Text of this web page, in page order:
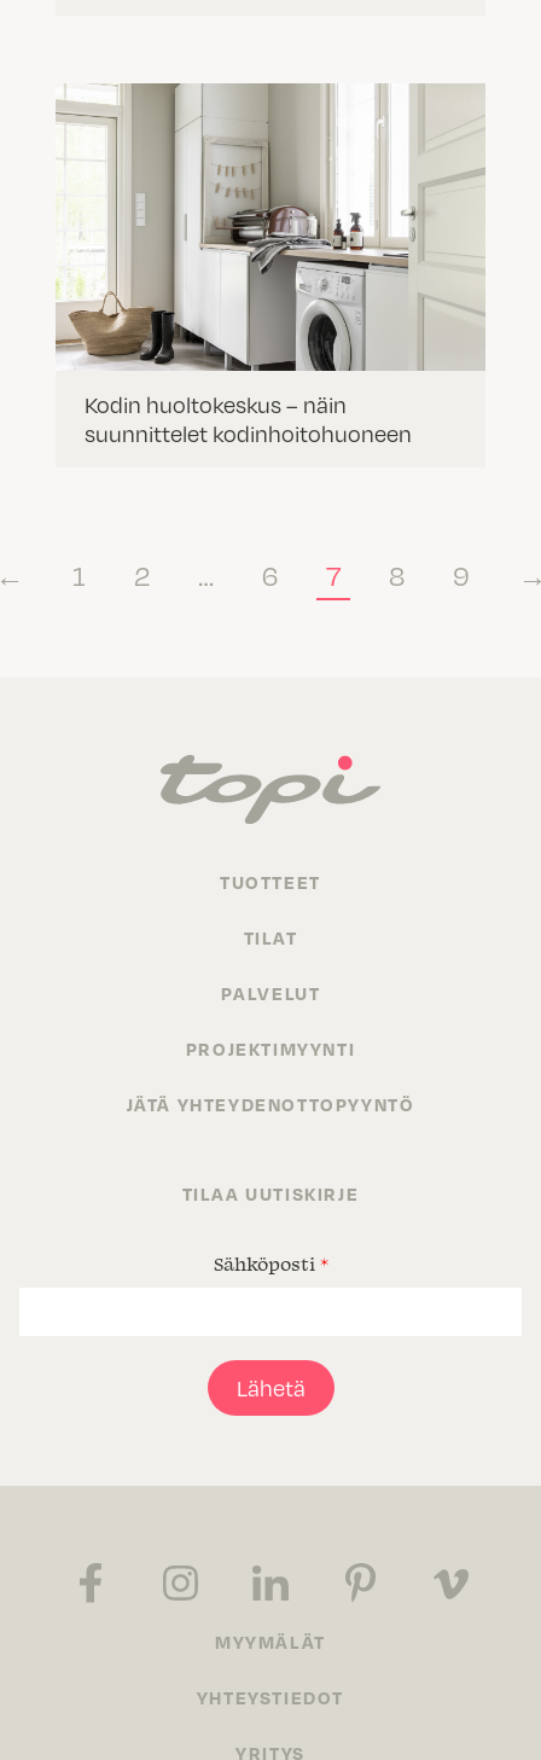
Kodin huoltokeskus – näin
suunnittelet kodinhoitohuoneen
1 2 … 6 7 8 9
TUOTTEET
TILAT
PALVELUT
PROJEKTIMYYNTI
JÄTÄ YHTEYDENOTTOPYYNTÖ
TILAA UUTISKIRJE
Sähköposti *
Lähetä
MYYMÄLÄT
YHTEYSTIEDOT
YRITYS